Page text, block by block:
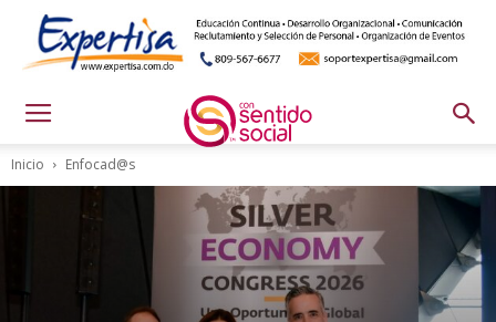
Inicio Enfocad@s